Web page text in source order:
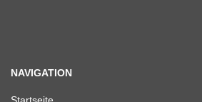
NAVIGATION